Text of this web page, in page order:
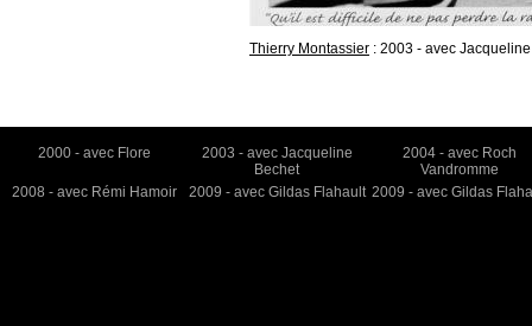
Thierry Montassier : 2003 - avec
2000 - avec Flore
2003 - avec Jacqueline
Bechet
2004 - avec Roch
Vandromme
2008 - avec Rémi Hamoir
2009 - avec Gildas Flahault 2009 - avec Gildas